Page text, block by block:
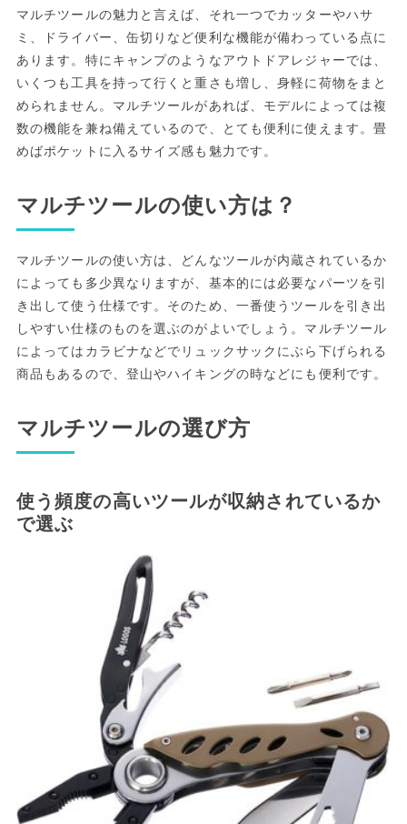
マルチツールの魅力と言えば、それ一つでカッターやハサ
ミ、ドライバー、缶切りなど便利な機能が備わっている点に
あります。特にキャンプのようなアウトドアレジャーでは、
いくつも工具を持って行くと重さも増し、身軽に荷物をまと
められません。マルチツールがあれば、モデルによっては複
数の機能を兼ね備えているので、とても便利に使えます。畳
めばポケットに入るサイズ感も魅力です。
マルチツールの使い方は？
マルチツールの使い方は、どんなツールが内蔵されているか
によっても多少異なりますが、基本的には必要なパーツを引
き出して使う仕様です。そのため、一番使うツールを引き出
しやすい仕様のものを選ぶのがよいでしょう。マルチツール
によってはカラビナなどでリュックサックにぶら下げられる
商品もあるので、登山やハイキングの時などにも便利です。
マルチツールの選び方
使う頻度の高いツールが収納されているか
で選ぶ